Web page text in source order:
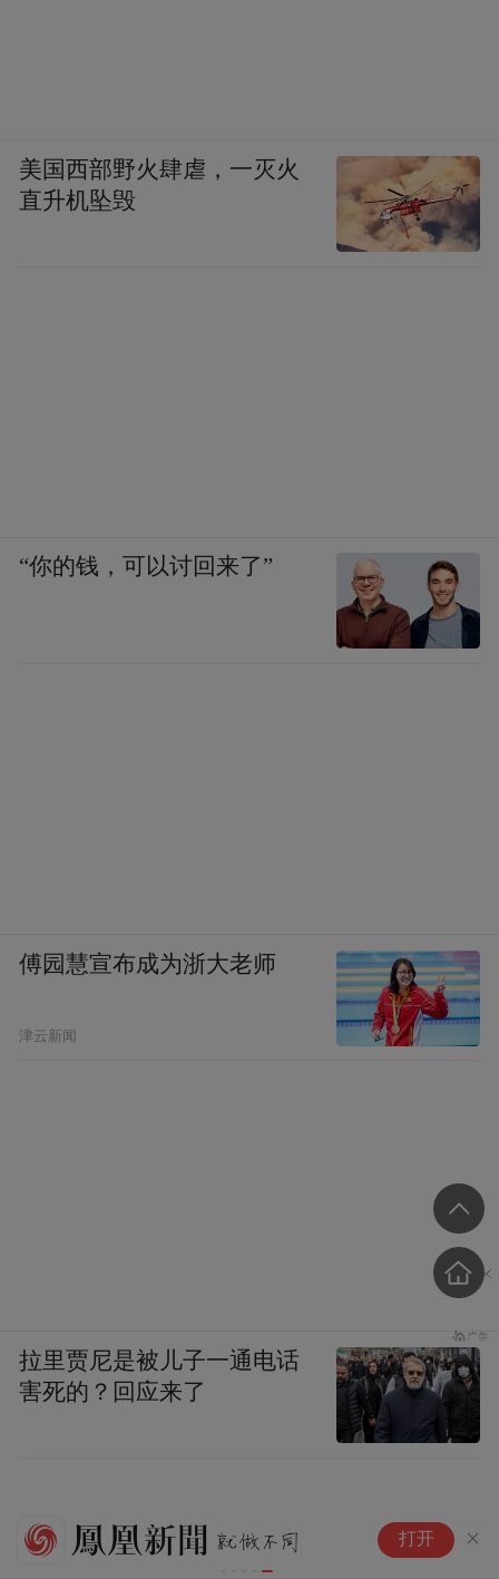
打开
美国西部野火肆虐，一灭火
直升机坠毁
“你的钱，可以讨回来了”
傅园慧宣布成为浙大老师
津云新闻
拉里贾尼是被儿子一通电话
害死的？回应来了